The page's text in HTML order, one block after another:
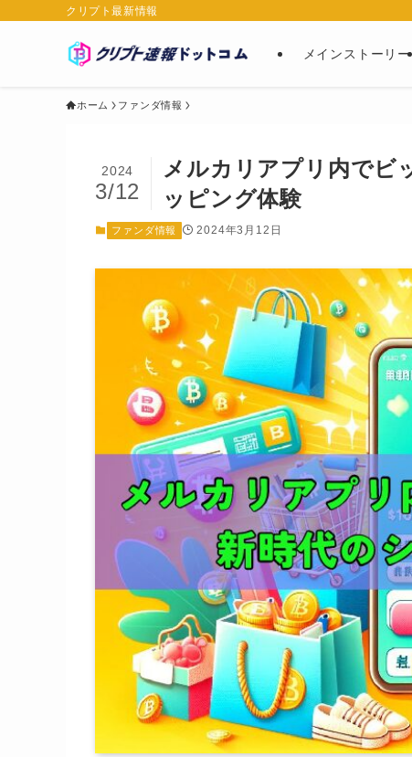
クリプト最新情報
メインストーリー
ホーム ファンダ情報
メルカリアプリ内でビ
ッピング体験
2024
3/12
ファンダ情報 2024年3月12日